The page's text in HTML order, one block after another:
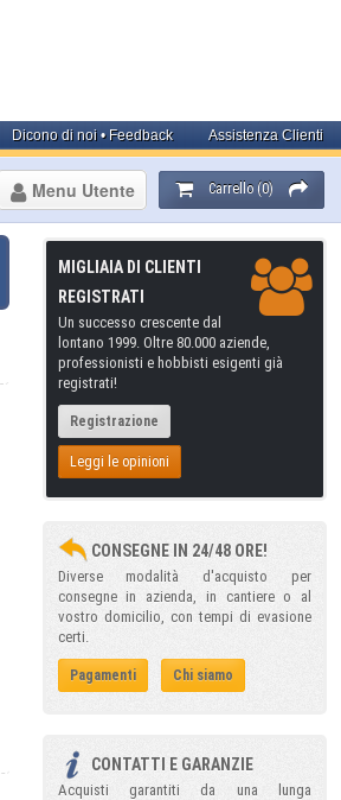
Assistenza Clienti
Dicono di noi • Feedback
Carrello (0)
Menu Utente
MIGLIAIA DI CLIENTI
REGISTRATI
Un successo crescente dal
lontano 1999. Oltre 80.000 aziende,
professionisti e hobbisti esigenti già
registrati!
Registrazione
Leggi le opinioni
CONSEGNE IN 24/48 ORE!
Diverse modalità d'acquisto per
consegne in azienda, in cantiere o al
vostro domicilio, con tempi di evasione
certi.
Pagamenti Chi siamo
CONTATTI E GARANZIE
Acquisti garantiti da una lunga